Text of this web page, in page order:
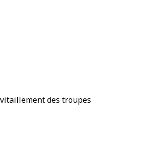
des troupes